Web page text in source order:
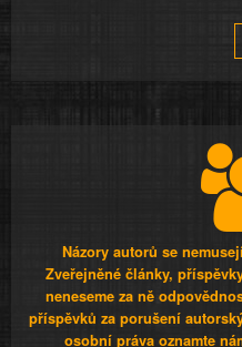
Názory autorů se
Zveřejněné články,
neneseme za ně
příspěvků za porušení
osobní práva oznamte